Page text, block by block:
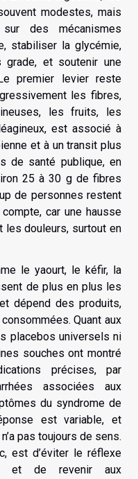
modestes, mais
des mécanismes
stabiliser la glycémie,
grade, et soutenir une
premier levier reste
les fibres,
les fruits, les
est associé à
et à un transit plus
de santé publique, en
25 à 30 g de fibres
de personnes restent
car une hausse
les douleurs, surtout en
le yaourt, le kéfir, la
de plus en plus les
dépend des produits,
Quant aux
placebos universels ni
souches ont montré
précises, par
associées aux
du syndrome de
est variable, et
pas toujours de sens.
est d’éviter le réflexe
et de revenir aux